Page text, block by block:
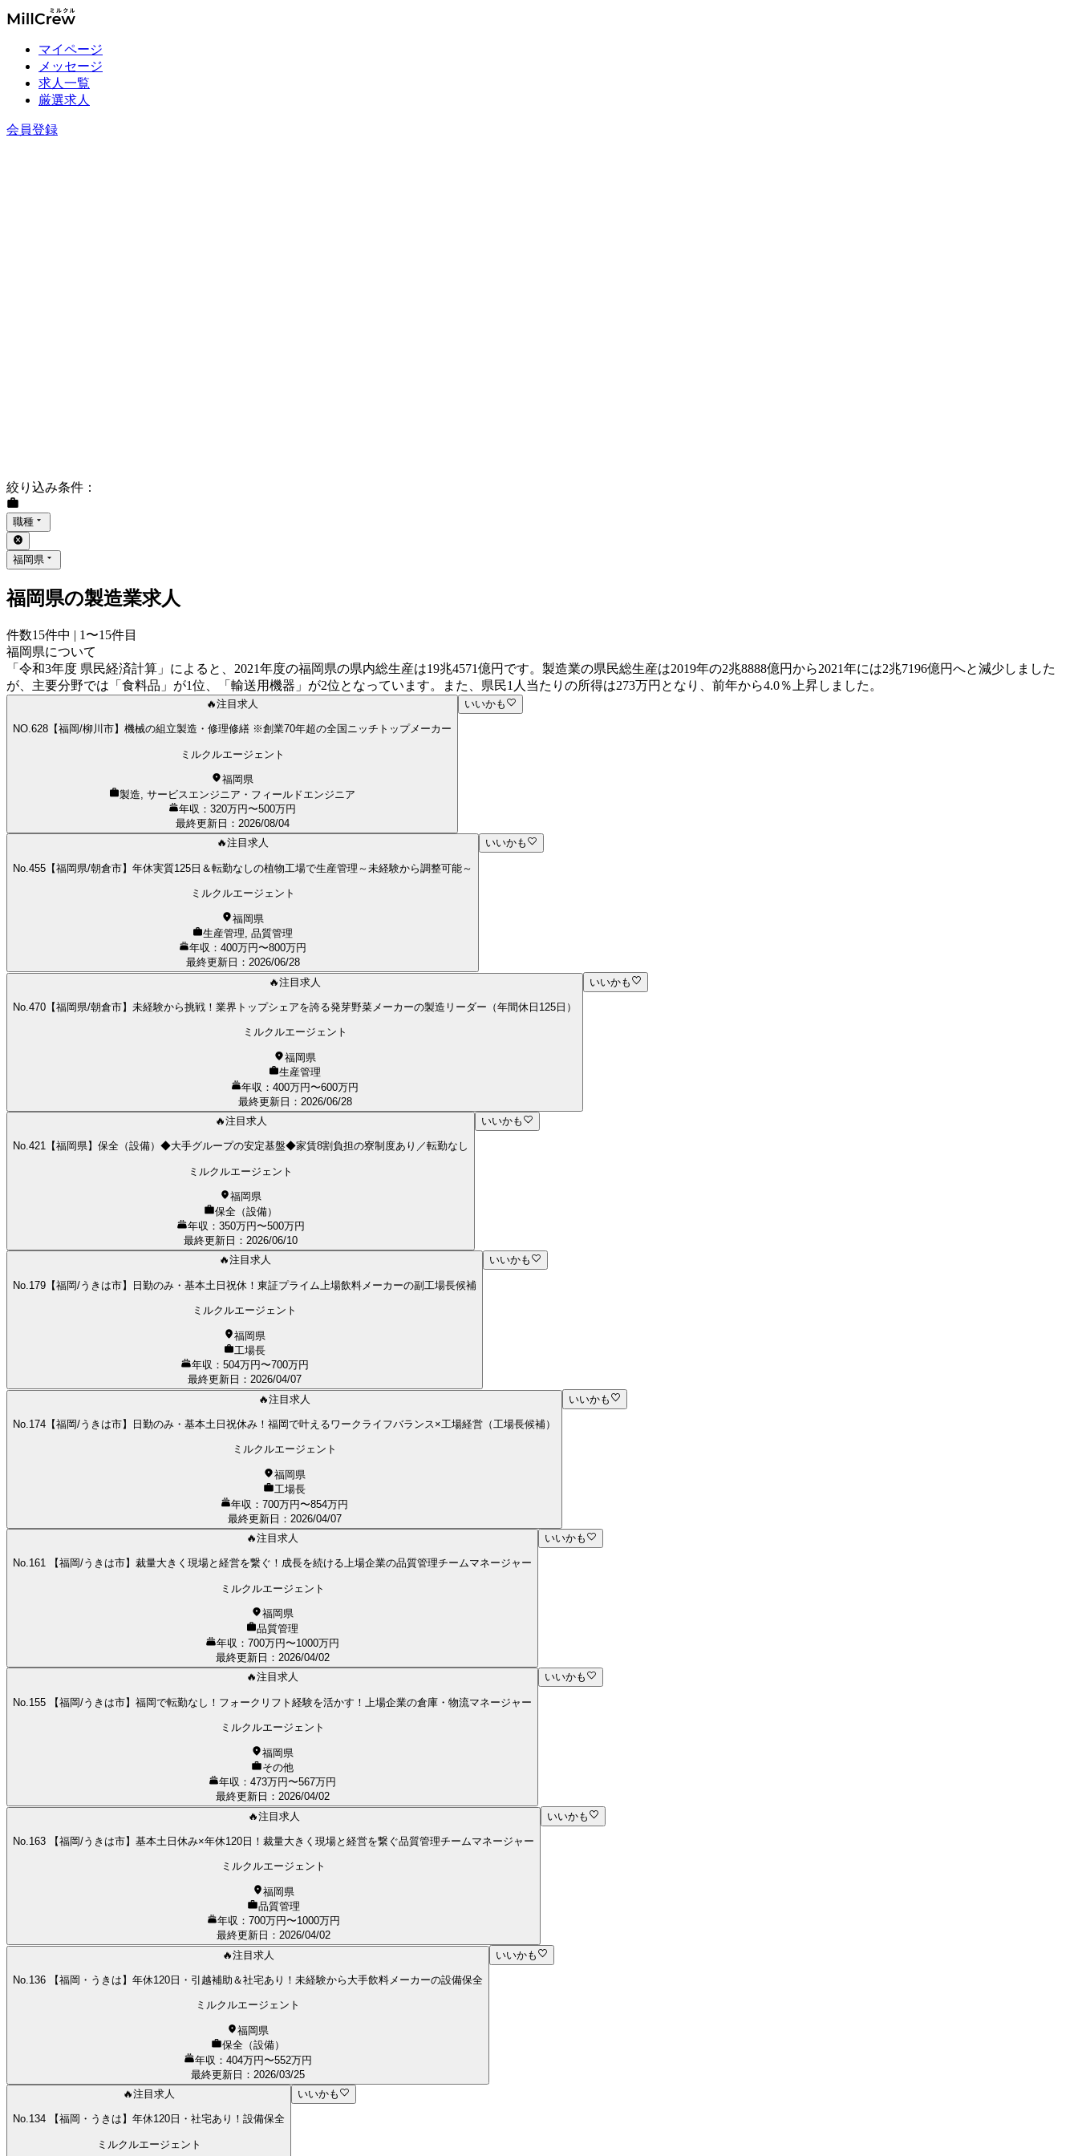
マイページ
メッセージ
求人一覧
厳選求人
会員登録
絞り込み条件 ：
職種
福岡県
福岡県の製造業求人
件数15件中 | 1〜15件目
福岡県について
「令和3年度 県民経済計算」によると、2021年度の福岡県の県内総生産は19兆4571億円です。製造業の県民総生産は2019年の2兆8888億円から2021年には2兆7196億円へと減少しました
が、主要分野では「食料品」が1位、「輸送用機器」が2位となっています。また、県民1人当たりの所得は273万円となり、前年から4.0％上昇しました。
🔥注目求人
NO.628【福岡/柳川市】機械の組立製造・修理修繕 ※創業70年超の全国ニッチトップメーカー
ミルクルエージェント
福岡県
製造, サービスエンジニア・フィールドエンジニア
年収：320万円〜500万円
最終更新日 ： 2026/08/04
いいかも
🔥注目求人
No.455【福岡県/朝倉市】年休実質125日＆転勤なしの植物工場で生産管理～未経験から調整可能～
ミルクルエージェント
福岡県
生産管理, 品質管理
年収：400万円〜800万円
最終更新日 ： 2026/06/28
いいかも
🔥注目求人
No.470【福岡県/朝倉市】未経験から挑戦！業界トップシェアを誇る発芽野菜メーカーの製造リーダー（年間休日125日）
ミルクルエージェント
福岡県
生産管理
年収：400万円〜600万円
最終更新日 ： 2026/06/28
いいかも
🔥注目求人
No.421【福岡県】保全（設備）◆大手グループの安定基盤◆家賃8割負担の寮制度あり／転勤なし
ミルクルエージェント
福岡県
保全（設備）
年収：350万円〜500万円
最終更新日 ： 2026/06/10
いいかも
🔥注目求人
No.179【福岡/うきは市】日勤のみ・基本土日祝休！東証プライム上場飲料メーカーの副工場長候補
ミルクルエージェント
福岡県
工場長
年収：504万円〜700万円
最終更新日 ： 2026/04/07
いいかも
🔥注目求人
No.174【福岡/うきは市】日勤のみ・基本土日祝休み！福岡で叶えるワークライフバランス×工場経営（工場長候補）
ミルクルエージェント
福岡県
工場長
年収：700万円〜854万円
最終更新日 ： 2026/04/07
いいかも
🔥注目求人
No.161 【福岡/うきは市】裁量大きく現場と経営を繋ぐ！成長を続ける上場企業の品質管理チームマネージャー
ミルクルエージェント
福岡県
品質管理
年収：700万円〜1000万円
最終更新日 ： 2026/04/02
いいかも
🔥注目求人
No.155 【福岡/うきは市】福岡で転勤なし！フォークリフト経験を活かす！上場企業の倉庫・物流マネージャー
ミルクルエージェント
福岡県
その他
年収：473万円〜567万円
最終更新日 ： 2026/04/02
いいかも
🔥注目求人
No.163 【福岡/うきは市】基本土日休み×年休120日！裁量大きく現場と経営を繋ぐ品質管理チームマネージャー
ミルクルエージェント
福岡県
品質管理
年収：700万円〜1000万円
最終更新日 ： 2026/04/02
いいかも
🔥注目求人
No.136 【福岡・うきは】年休120日・引越補助＆社宅あり！未経験から大手飲料メーカーの設備保全
ミルクルエージェント
福岡県
保全（設備）
年収：404万円〜552万円
最終更新日 ： 2026/03/25
いいかも
🔥注目求人
No.134 【福岡・うきは】年休120日・社宅あり！設備保全
ミルクルエージェント
いいかも